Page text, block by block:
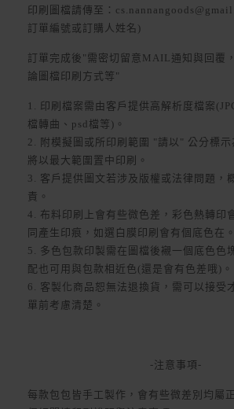
印刷圖檔請傳至：
訂單編號或訂購人姓名)
訂單完成後"需密切留意MAIL通知與回覆
論圖檔印刷方式等"
1. 印刷檔案需由客戶提供高解析度檔案
檔轉曲、psd檔等)。
2. 附模擬圖或所印刷範圍 "請以" 公分標示
將以最大範圍置中印刷。
3. 客戶提供圖文若涉及版權或法律問題，
責。
4. 布料印刷上會有些微色差，彩色熱轉印
同產生印痕，如選白膜印刷會有個底色在。
5. 多色包款印製需在圖檔後襯一個底色色
配也可用與包款相近色(還是會有色差哦)。
6. 客製化商品恕無法退換貨，需可以接受
單前考慮清楚。
-注意事項-
每款包包皆手工製作，會有些微差別均屬